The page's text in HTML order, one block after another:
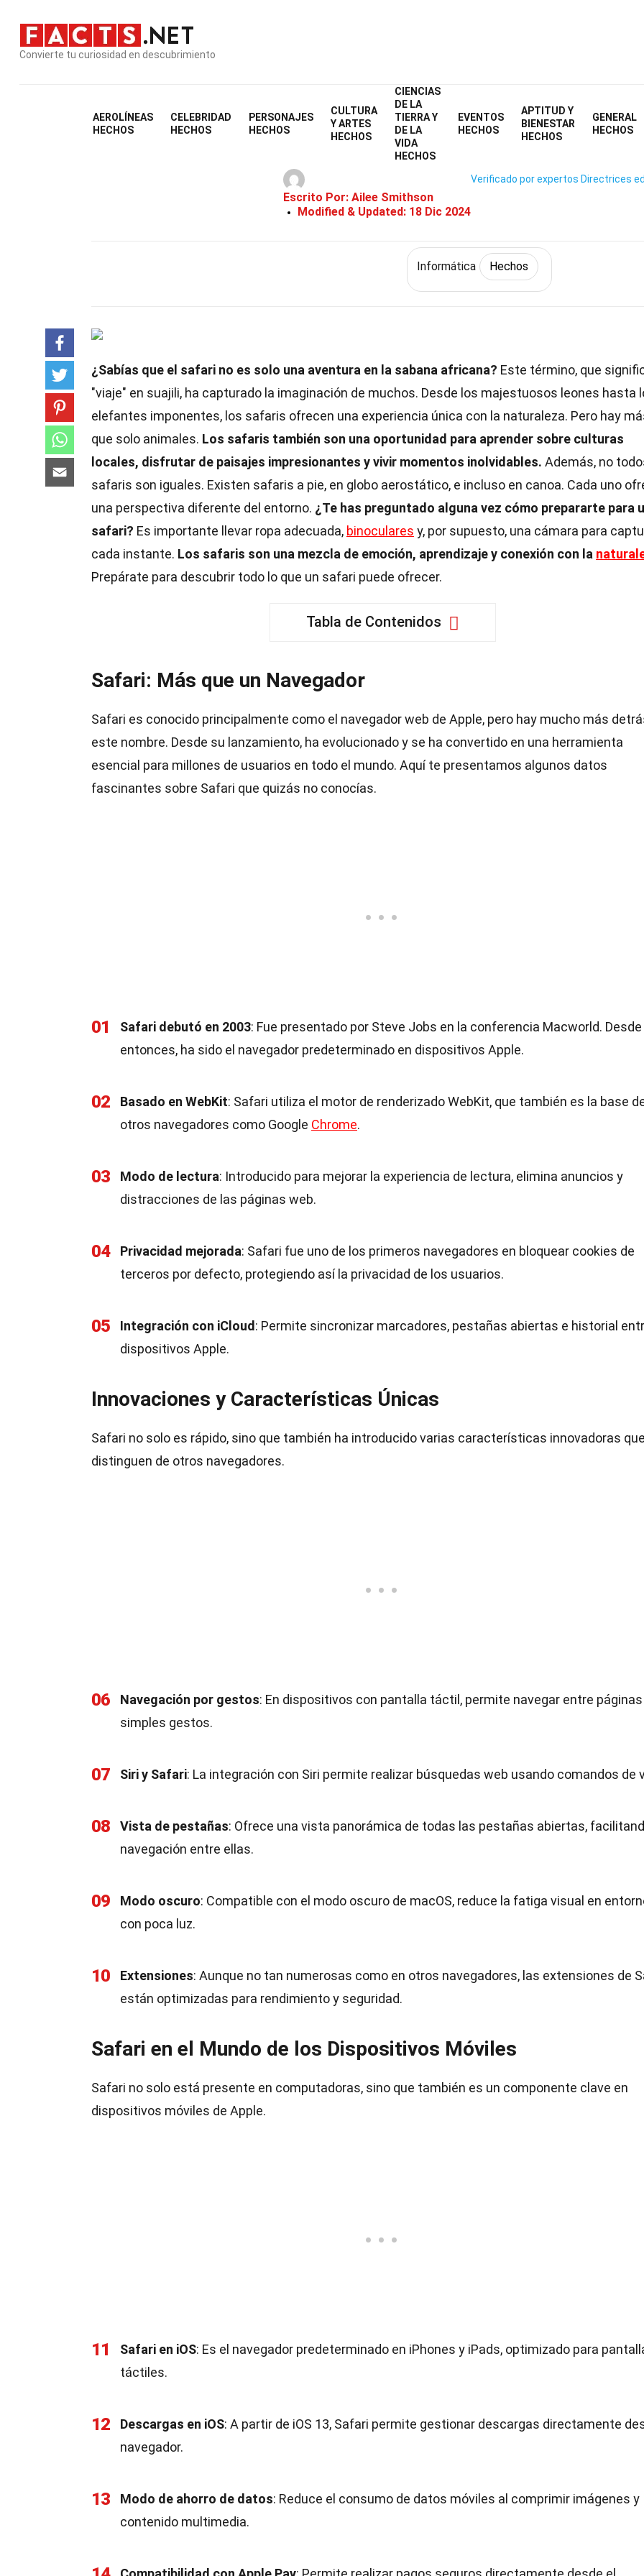
Convierte tu curiosidad en descubrimiento
AEROLÍNEAS
HECHOS
CELEBRIDAD
HECHOS
PERSONAJES
HECHOS
CULTURA
Y ARTES
HECHOS
CIENCIAS
DE LA
TIERRA Y
DE LA
VIDA
HECHOS
EVENTOS
HECHOS
APTITUD Y
BIENESTAR
HECHOS
GENERAL
HECHOS
Tecnología y Ciencias
34 Hechos Sobre Safari
Escrito Por: Ailee Smithson
Modified & Updated: 18 Dic 2024
Verificado por expertos Directrices
Informática Hechos
¿Sabías que el safari no es solo una aventura en la sabana africana? Este término, que
"viaje" en suajili, ha capturado la imaginación de muchos. Desde los majestuosos leones hasta
elefantes imponentes, los safaris ofrecen una experiencia única con la naturaleza. Pero hay
que solo animales. Los safaris también son una oportunidad para aprender sobre culturas
locales, disfrutar de paisajes impresionantes y vivir momentos inolvidables. Además, no
safaris son iguales. Existen safaris a pie, en globo aerostático, e incluso en canoa. Cada uno
una perspectiva diferente del entorno. ¿Te has preguntado alguna vez cómo prepararte para
safari? Es importante llevar ropa adecuada, binoculares y, por supuesto, una cámara para
cada instante. Los safaris son una mezcla de emoción, aprendizaje y conexión con la
Prepárate para descubrir todo lo que un safari puede ofrecer.
Tabla de Contenidos
Safari: Más que un Navegador
Safari es conocido principalmente como el navegador web de Apple, pero hay mucho más
este nombre. Desde su lanzamiento, ha evolucionado y se ha convertido en una herramienta
esencial para millones de usuarios en todo el mundo. Aquí te presentamos algunos datos
fascinantes sobre Safari que quizás no conocías.
01 Safari debutó en 2003: Fue presentado por Steve Jobs en la conferencia Macworld. Desde
entonces, ha sido el navegador predeterminado en dispositivos Apple.
02 Basado en WebKit: Safari utiliza el motor de renderizado WebKit, que también es la base
otros navegadores como Google Chrome.
03 Modo de lectura: Introducido para mejorar la experiencia de lectura, elimina anuncios y
distracciones de las páginas web.
04 Privacidad mejorada: Safari fue uno de los primeros navegadores en bloquear cookies de
terceros por defecto, protegiendo así la privacidad de los usuarios.
05 Integración con iCloud : Permite sincronizar marcadores, pestañas abiertas e historial
dispositivos Apple.
Innovaciones y Características Únicas
Safari no solo es rápido, sino que también ha introducido varias características innovadoras
distinguen de otros navegadores.
06 Navegación por gestos: En dispositivos con pantalla táctil, permite navegar entre
simples gestos.
07 Siri y Safari: La integración con Siri permite realizar búsquedas web usando comandos de
08 Vista de pestañas: Ofrece una vista panorámica de todas las pestañas abiertas,
navegación entre ellas.
09 Modo oscuro: Compatible con el modo oscuro de macOS, reduce la fatiga visual en
con poca luz.
10 Extensiones: Aunque no tan numerosas como en otros navegadores, las extensiones de
están optimizadas para rendimiento y seguridad.
Safari en el Mundo de los Dispositivos Móviles
Safari no solo está presente en computadoras, sino que también es un componente clave en
dispositivos móviles de Apple.
11 Safari en iOS: Es el navegador predeterminado en iPhones y iPads, optimizado para
táctiles.
12 Descargas en iOS: A partir de iOS 13, Safari permite gestionar descargas directamente
navegador.
13 Modo de ahorro de datos: Reduce el consumo de datos móviles al comprimir imágenes y
contenido multimedia.